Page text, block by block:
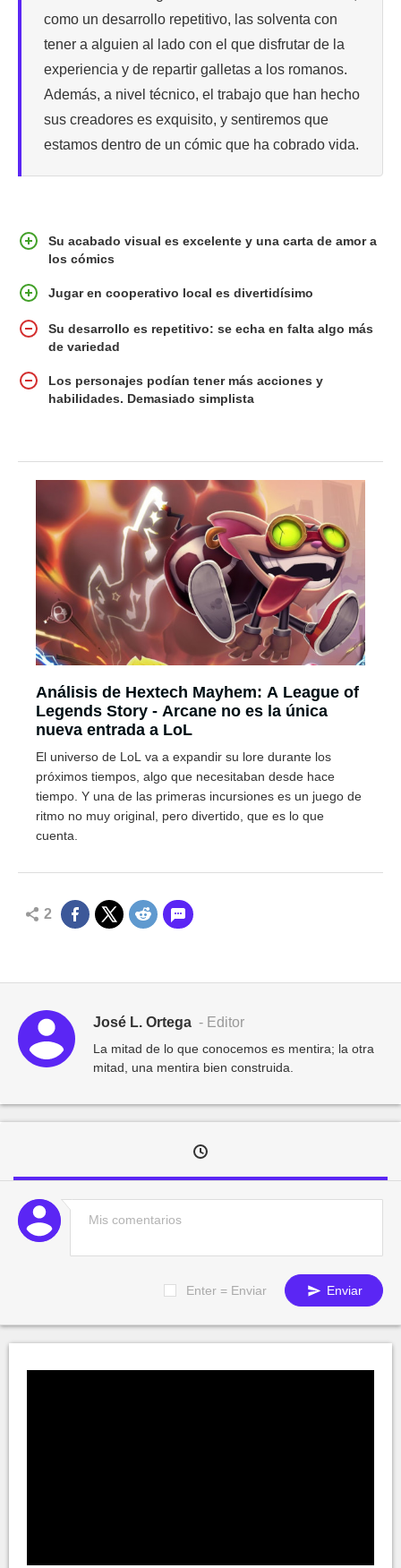
como un desarrollo repetitivo, las solventa con
tener a alguien al lado con el que disfrutar de la
experiencia y de repartir galletas a los romanos.
Además, a nivel técnico, el trabajo que han hecho
sus creadores es exquisito, y sentiremos que
estamos dentro de un cómic que ha cobrado vida.
Su acabado visual es excelente y una carta de amor a
los cómics
Jugar en cooperativo local es divertidísimo
Su desarrollo es repetitivo: se echa en falta algo más
de variedad
Los personajes podían tener más acciones y
habilidades. Demasiado simplista
Análisis de Hextech Mayhem: A League of
Legends Story - Arcane no es la única
nueva entrada a LoL
El universo de LoL va a expandir su lore durante los
próximos tiempos, algo que necesitaban desde hace
tiempo. Y una de las primeras incursiones es un juego de
ritmo no muy original, pero divertido, que es lo que
cuenta.
2
José L. Ortega - Editor
La mitad de lo que conocemos es mentira; la otra
mitad, una mentira bien construida.
Enter = Enviar Enviar